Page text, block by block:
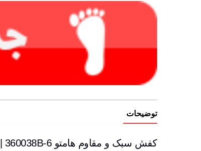
توضیحات
کفش سبک و مقاوم هامتو 360038B-6 | طراحی ایده آل برای سفرهای طولانی و پرماجرا